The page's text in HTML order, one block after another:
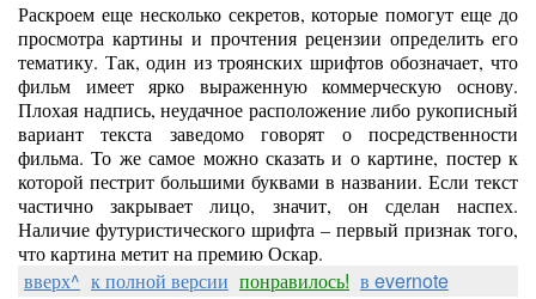
Раскроем еще несколько секретов, которые помогут еще до
просмотра картины и прочтения рецензии определить его
тематику. Так, один из троянских шрифтов обозначает, что
фильм имеет ярко выраженную коммерческую основу.
Плохая надпись, неудачное расположение либо рукописный
вариант текста заведомо говорят о посредственности
фильма. То же самое можно сказать и о картине, постер к
которой пестрит большими буквами в названии. Если текст
частично закрывает лицо, значит, он сделан наспех.
Наличие футуристического шрифта – первый признак того,
что картина метит на премию Оскар.
вверх^ к полной версии понравилось! в evernote